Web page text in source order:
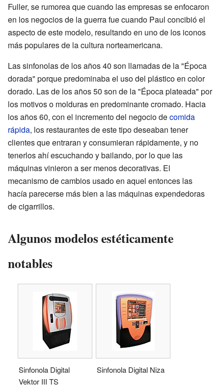
Fuller, se rumorea que cuando las empresas se enfocaron
en los negocios de la guerra fue cuando Paul concibió el
aspecto de este modelo, resultando en uno de los iconos
más populares de la cultura norteamericana.
Las sinfonolas de los años 40 son llamadas de la "Época
dorada" porque predominaba el uso del plástico en color
dorado. Las de los años 50 son de la "Época plateada" por
los motivos o molduras en predominante cromado. Hacia
los años 60, con el incremento del negocio decomida
rápida, los restaurantes de este tipo deseaban tener
clientes que entraran y consumieran rápidamente, y no
tenerlos ahí escuchando y bailando, por lo que las
máquinas vinieron a ser menos decorativas. El
mecanismo de cambios usado en aquel entonces las
hacía parecerse más bien a las máquinas expendedoras
de cigarrillos.
Algunos modelos estéticamente
notables
Sinfonola Digital
Vektor III TS
Sinfonola Digital Niza